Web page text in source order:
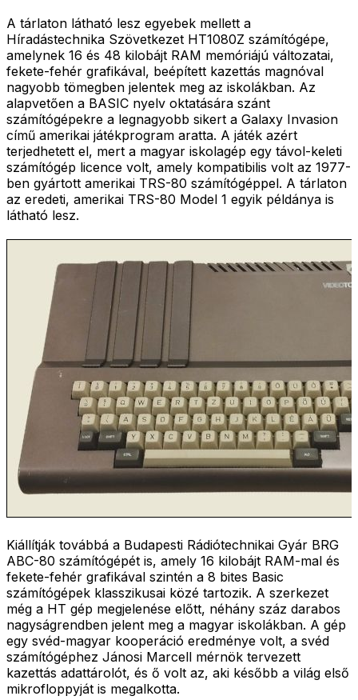
A tárlaton látható lesz egyebek mellett a
Híradástechnika Szövetkezet HT1080Z számítógépe,
amelynek 16 és 48 kilobájt RAM memóriájú változatai,
fekete-fehér grafikával, beépített kazettás magnóval
nagyobb tömegben jelentek meg az iskolákban. Az
alapvetően a BASIC nyelv oktatására szánt
számítógépekre a legnagyobb sikert a Galaxy Invasion
című amerikai játékprogram aratta. A játék azért
terjedhetett el, mert a magyar iskolagép egy távol-keleti
számítógép licence volt, amely kompatibilis volt az 1977-
ben gyártott amerikai TRS-80 számítógéppel. A tárlaton
az eredeti, amerikai TRS-80 Model 1 egyik példánya is
látható lesz.
Kiállítják továbbá a Budapesti Rádiótechnikai Gyár BRG
ABC-80 számítógépét is, amely 16 kilobájt RAM-mal és
fekete-fehér grafikával szintén a 8 bites Basic
számítógépek klasszikusai közé tartozik. A szerkezet
még a HT gép megjelenése előtt, néhány száz darabos
nagyságrendben jelent meg a magyar iskolákban. A gép
egy svéd-magyar kooperáció eredménye volt, a svéd
számítógéphez Jánosi Marcell mérnök tervezett
kazettás adattárolót, és ő volt az, aki később a világ első
mikrofloppyját is megalkotta.